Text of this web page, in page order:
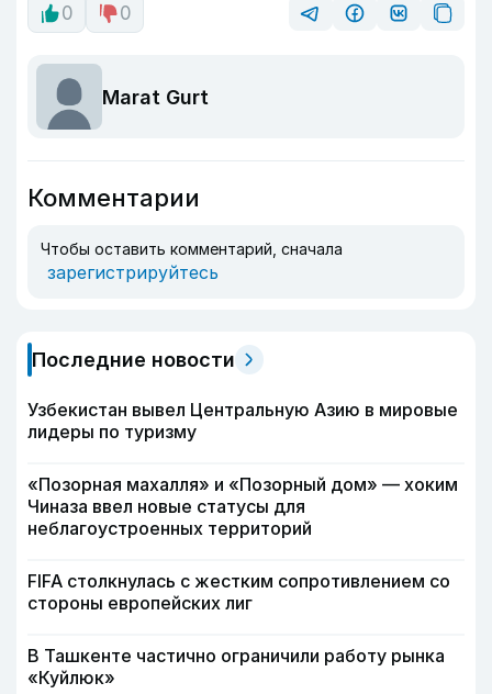
0 0
Marat Gurt
Комментарии
Чтобы оставить комментарий, сначала
зарегистрируйтесь
Последние новости
Узбекистан вывел Центральную Азию в мировые
лидеры по туризму
«Позорная махалля» и «Позорный дом» — хоким
Чиназа ввел новые статусы для
неблагоустроенных территорий
FIFA столкнулась с жестким сопротивлением со
стороны европейских лиг
В Ташкенте частично ограничили работу рынка
«Куйлюк»